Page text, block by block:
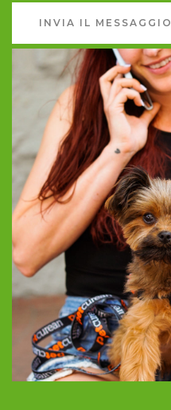
INVIA IL MESSAGGIO